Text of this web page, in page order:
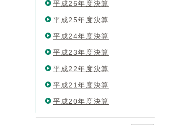
平成26年度決算
平成25年度決算
平成24年度決算
平成23年度決算
平成22年度決算
平成21年度決算
平成20年度決算